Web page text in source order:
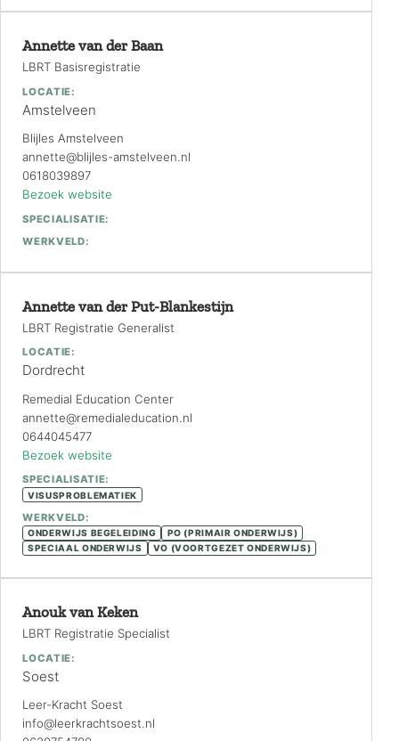
Annette van der Baan
LBRT Basisregistratie
LOCATIE:
Amstelveen
Blijles Amstelveen
annette@blijles-amstelveen.nl
0618039897
Bezoek website
SPECIALISATIE:
WERKVELD:
Annette van der Put-Blankestijn
LBRT Registratie Generalist
LOCATIE:
Dordrecht
Remedial Education Center
annette@remedialeducation.nl
0644045477
Bezoek website
SPECIALISATIE:
VISUSPROBLEMATIEK
WERKVELD:
ONDERWIJS BEGELEIDING
PO (PRIMAIR ONDERWIJS)
SPECIAAL ONDERWIJS
VO (VOORTGEZET ONDERWIJS)
Anouk van Keken
LBRT Registratie Specialist
LOCATIE:
Soest
Leer-Kracht Soest
info@leerkrachtsoest.nl